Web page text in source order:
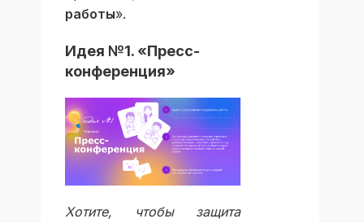
работы».
Идея №1. «Пресс-
конференция»
Хотите, чтобы защита